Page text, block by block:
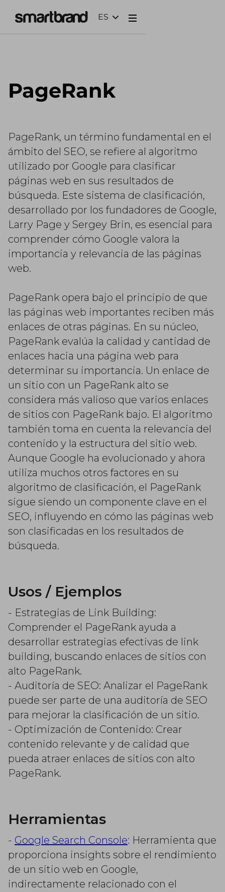
ES
PageRank
PageRank, un término fundamental en el
ámbito del SEO, se refiere al algoritmo
utilizado por Google para clasificar
páginas web en sus resultados de
búsqueda. Este sistema de clasificación,
desarrollado por los fundadores de Google,
Larry Page y Sergey Brin, es esencial para
comprender cómo Google valora la
importancia y relevancia de las páginas
web.
PageRank opera bajo el principio de que
las páginas web importantes reciben más
enlaces de otras páginas. En su núcleo,
PageRank evalúa la calidad y cantidad de
enlaces hacia una página web para
determinar su importancia. Un enlace de
un sitio con un PageRank alto se
considera más valioso que varios enlaces
de sitios con PageRank bajo. El algoritmo
también toma en cuenta la relevancia del
contenido y la estructura del sitio web.
Aunque Google ha evolucionado y ahora
utiliza muchos otros factores en su
algoritmo de clasificación, el PageRank
sigue siendo un componente clave en el
SEO, influyendo en cómo las páginas web
son clasificadas en los resultados de
búsqueda.
Usos / Ejemplos
- Estrategias de Link Building:
Comprender el PageRank ayuda a
desarrollar estrategias efectivas de link
building, buscando enlaces de sitios con
alto PageRank.
- Auditoría de SEO: Analizar el PageRank
puede ser parte de una auditoría de SEO
para mejorar la clasificación de un sitio.
- Optimización de Contenido: Crear
contenido relevante y de calidad que
pueda atraer enlaces de sitios con alto
PageRank.
Herramientas
- Google Search Console: Herramienta que
proporciona insights sobre el rendimiento
de un sitio web en Google,
indirectamente relacionado con el